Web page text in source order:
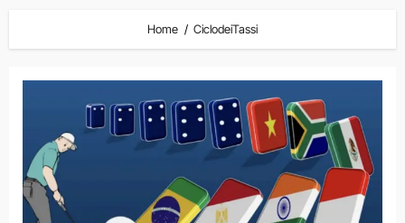
Home CiclodeiTassi